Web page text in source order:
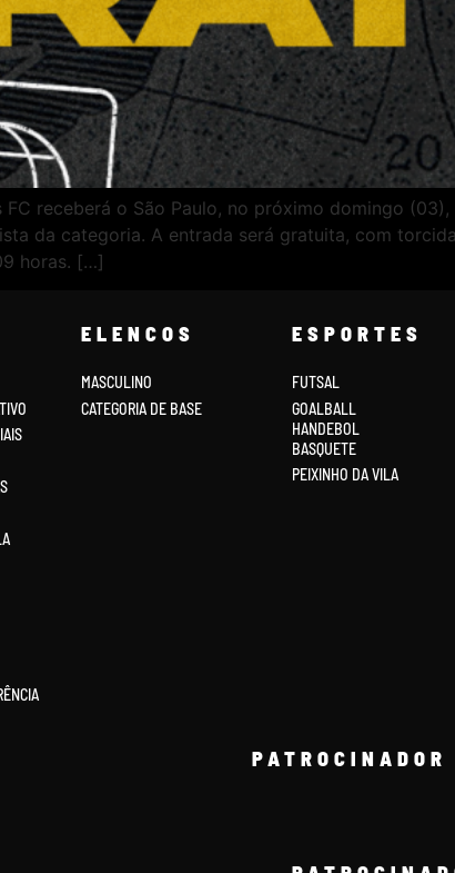
FC receberá o São Paulo, no próximo domingo
da categoria. A entrada será gratuita, com
horas. […]
ELENCOS
MASCULINO
CATEGORIA DE BASE
ESPORTES
FUTSAL
GOALBALL
HANDEBOL
BASQUETE
PEIXINHO DA VILA
PATROCINADOR